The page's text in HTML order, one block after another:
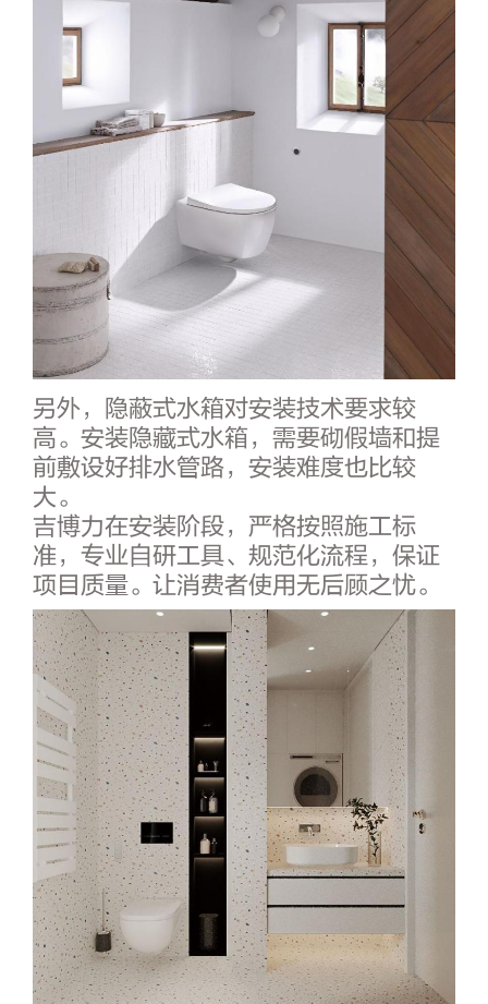
另外，隐蔽式水箱对安装技术要求较
高。安装隐藏式水箱，需要砌假墙和提
前敷设好排水管路，安装难度也比较
大。
吉博力在安装阶段，严格按照施工标
准，专业自研工具、规范化流程，保证
项目质量。让消费者使用无后顾之忧。